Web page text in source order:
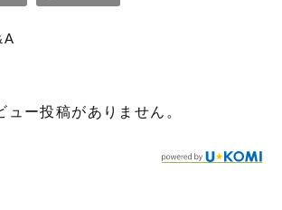
ュー投稿がありません。